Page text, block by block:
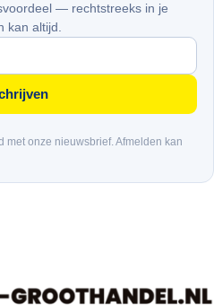
— rechtstreeks in je
kan altijd.
met onze nieuwsbrief. Afmelden kan